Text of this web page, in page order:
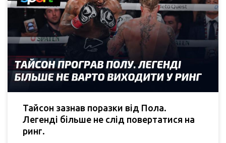
Тайсон зазнав поразки від Пола.
Легенді більше не слід повертатися на
ринг.